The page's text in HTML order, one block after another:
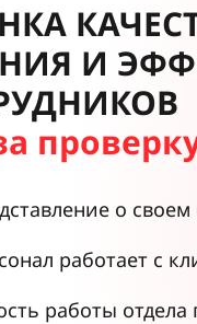
И
о своем
работает с
работы отдела